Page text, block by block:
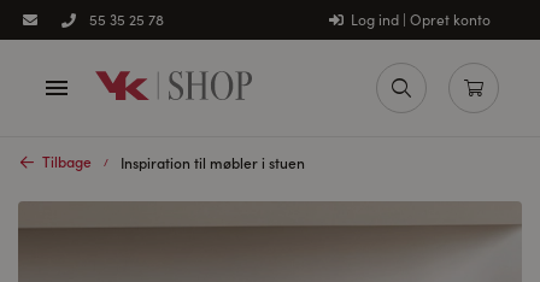
55 35 25 78 Log ind | Opret konto
Tilbage Inspiration til møbler i stuen